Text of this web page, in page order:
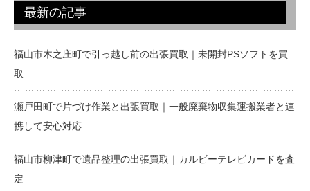
最新の記事
福山市木之庄町で引っ越し前の出張買取｜未開封PSソフトを買
取
瀬戸田町で片づけ作業と出張買取｜一般廃棄物収集運搬業者と連
携して安心対応
福山市柳津町で遺品整理の出張買取｜カルビーテレビカードを査
定